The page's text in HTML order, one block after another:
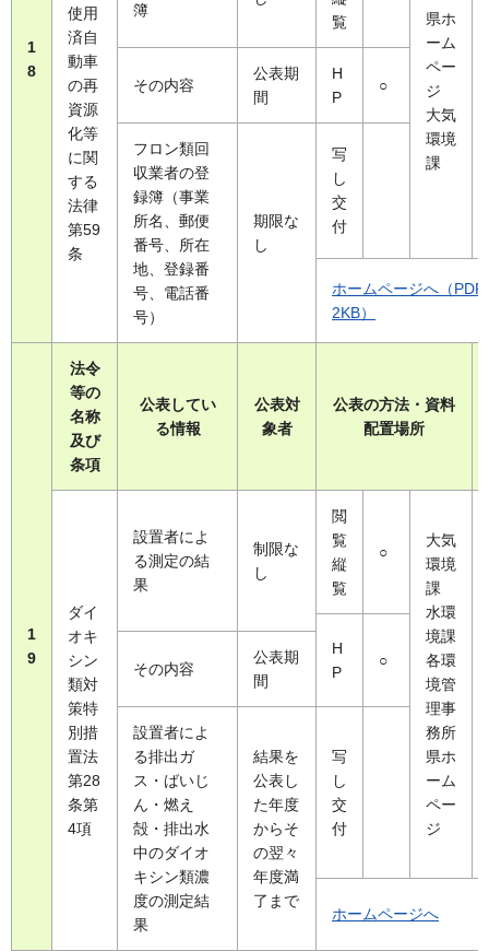
1
8
使用
済自
動車
の再
資源
化等
に関
する
法律
第59
条
簿
覧
県ホ
ーム
ペー
ジ
大気
環境
課
H
P
○
その内容
公表期
間
フロン類回
収業者の登
録簿（事業
所名、郵便
番号、所在
地、登録番
号、電話番
号）
期限な
し
写
し
交
付
ホームページへ（PDF
2KB）
1
9
法令
等の
名称
及び
条項
公表してい
る情報
公表対
象者
公表の方法・資料
配置場所
ダイ
オキ
シン
類対
策特
別措
置法
第28
条第
4項
設置者によ
る測定の結
果
制限な
し
閲
覧
縦
覧
○
大気
環境
課
水環
境課
各環
境管
理事
務所
県ホ
ーム
ペー
ジ
H
P
○
その内容
公表期
間
設置者によ
る排出ガ
ス・ばいじ
ん・燃え
殻・排出水
中のダイオ
キシン類濃
度の測定結
果
結果を
公表し
た年度
からそ
の翌々
年度満
了まで
写
し
交
付
ホームページへ